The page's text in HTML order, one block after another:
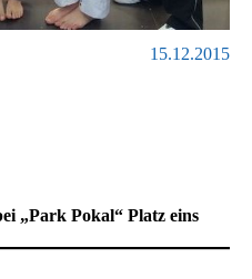
15.12.2015
„Park Pokal“ Platz eins